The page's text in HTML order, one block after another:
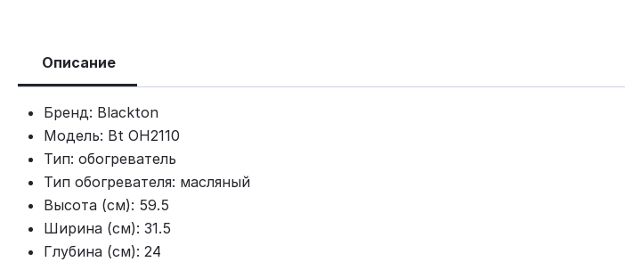
Описание
Бренд: Blackton
Модель: Bt OH2110
Тип: обогреватель
Тип обогревателя: масляный
Высота (см): 59.5
Ширина (см): 31.5
Глубина (см): 24